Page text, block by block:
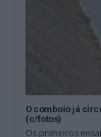
O comboio já
(c/fotos)
Os primeiros